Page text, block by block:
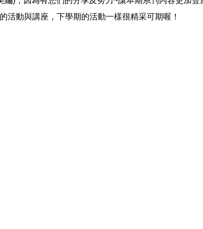
活動與講座，下學期的活動一樣很精采可期喔！